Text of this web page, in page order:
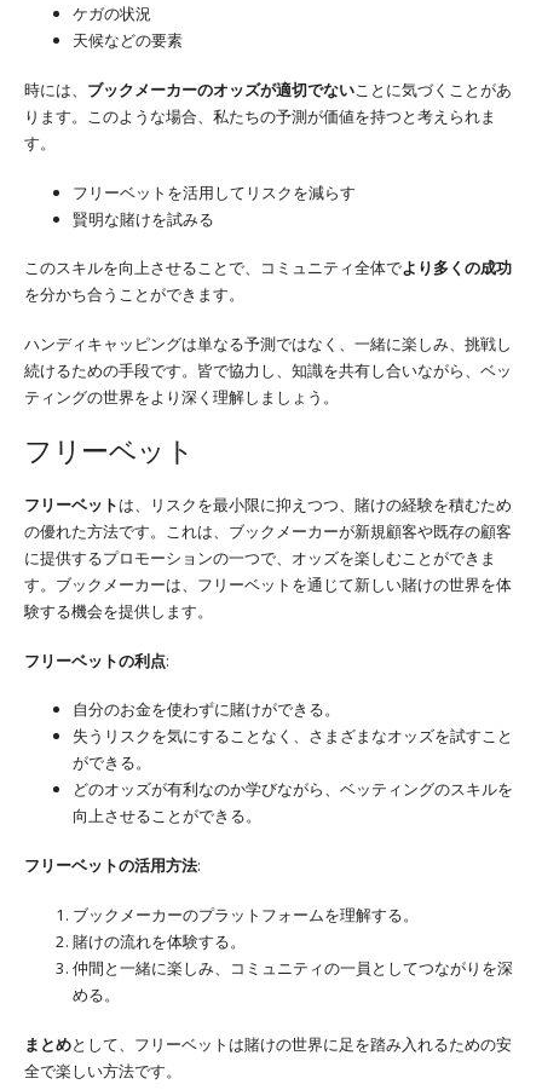
ケガの状況
天候などの要素
時には、 ブックメーカーのオッズが適切でないことに気づくことがあ
ります。このような場合、私たちの予測が価値を持つと考えられま
す。
フリーベットを活用してリスクを減らす
賢明な賭けを試みる
このスキルを向上させることで、コミュニティ全体でより多くの成功
を分かち合うことができます。
ハンディキャッピングは単なる予測ではなく、一緒に楽しみ、挑戦し
続けるための手段です。皆で協力し、知識を共有し合いながら、ベッ
ティングの世界をより深く理解しましょう。
フリーベット
フリーベットは、リスクを最小限に抑えつつ、賭けの経験を積むため
の優れた方法です。これは、ブックメーカーが新規顧客や既存の顧客
に提供するプロモーションの一つで、オッズを楽しむことができま
す。ブックメーカーは、フリーベットを通じて新しい賭けの世界を体
験する機会を提供します。
フリーベットの利点:
自分のお金を使わずに賭けができる。
失うリスクを気にすることなく、さまざまなオッズを試すこと
ができる。
どのオッズが有利なのか学びながら、ベッティングのスキルを
向上させることができる。
フリーベットの活用方法:
ブックメーカーのプラットフォームを理解する。
賭けの流れを体験する。
仲間と一緒に楽しみ、コミュニティの一員としてつながりを深
める。
まとめとして、フリーベットは賭けの世界に足を踏み入れるための安
全で楽しい方法です。